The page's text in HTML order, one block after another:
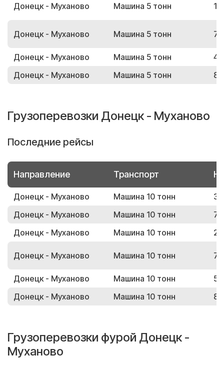
Донецк - Муханово Машина 5 тонн
Донецк - Муханово Машина 5 тонн
Донецк - Муханово Машина 5 тонн
Донецк - Муханово
Машина 5 тонн
Грузоперевозки Донецк - Муханово
Последние рейсы
Направление Транспорт
Донецк - Муханово Машина 10 тонн
Донецк - Муханово
Машина 10 тонн
Донецк - Муханово
Машина 10 тонн
Донецк - Муханово Машина 10 тонн
Донецк - Муханово Машина 10 тонн
Донецк - Муханово
Машина 10 тонн
Грузоперевозки фурой Донецк -
Муханово